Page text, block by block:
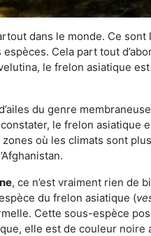
dans le monde. Ce
Cela part tout
le frelon asiatique
du genre
le frelon asiatique
où les climats sont
, ce n’est vraiment rien de
du frelon asiatique (
Cette sous-espèce
elle est de couleur noire